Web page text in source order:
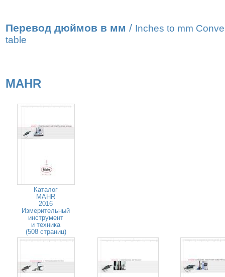
Перевод дюймов в мм / Inches to mm
table
MAHR
Каталог
MAHR
2016
Измерительный
инструмент
и техника
(508 страниц)